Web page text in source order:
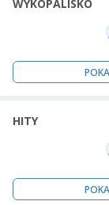
WYKOPALISKO
HITY